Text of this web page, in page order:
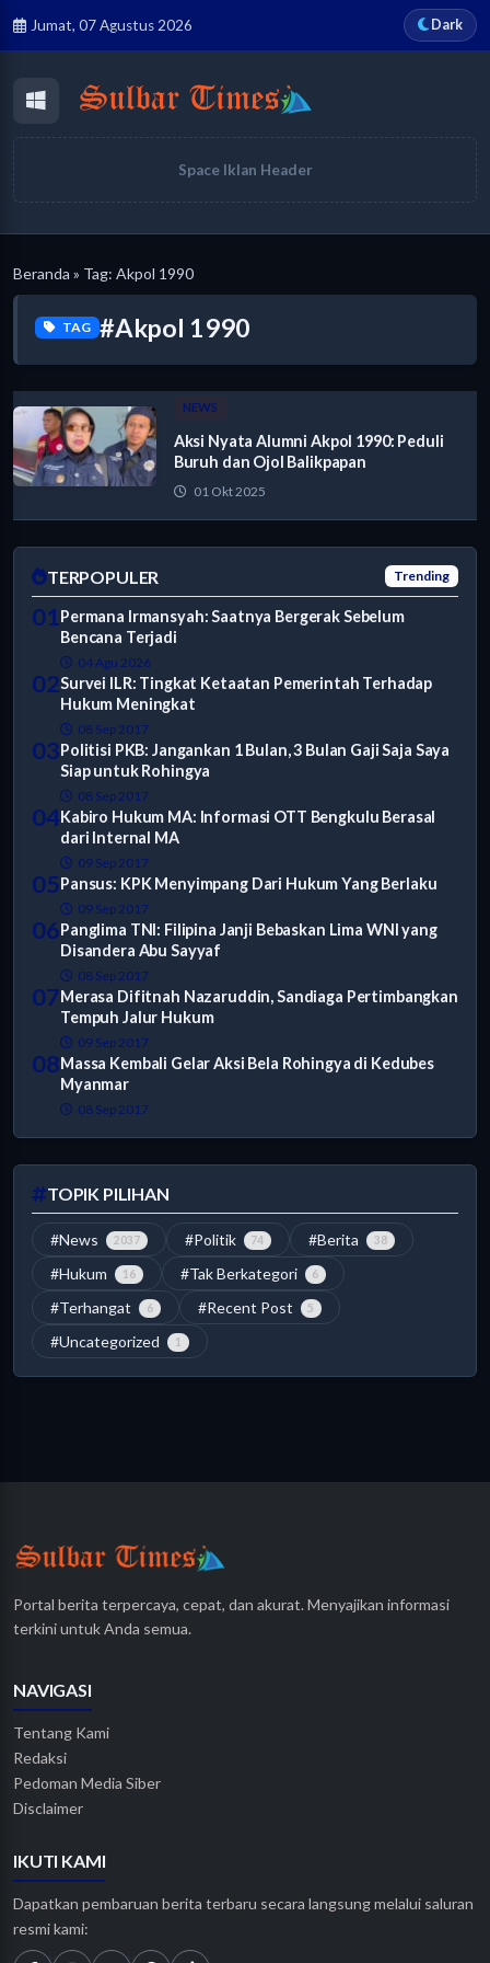
Jumat, 07 Agustus 2026 Dark
Space Iklan Header
Beranda » Tag: Akpol 1990
TAG #Akpol 1990
NEWS
Aksi Nyata Alumni Akpol 1990: Peduli
Buruh dan Ojol Balikpapan
01 Okt 2025
TERPOPULER Trending
01Permana Irmansyah: Saatnya Bergerak Sebelum
Bencana Terjadi
04 Agu 2026
02Survei ILR: Tingkat Ketaatan Pemerintah Terhadap
Hukum Meningkat
08 Sep 2017
03Politisi PKB: Jangankan 1 Bulan, 3 Bulan Gaji Saja Saya
Siap untuk Rohingya
08 Sep 2017
04Kabiro Hukum MA: Informasi OTT Bengkulu Berasal
dari Internal MA
09 Sep 2017
05Pansus: KPK Menyimpang Dari Hukum Yang Berlaku
09 Sep 2017
06Panglima TNI: Filipina Janji Bebaskan Lima WNI yang
Disandera Abu Sayyaf
08 Sep 2017
07Merasa Difitnah Nazaruddin, Sandiaga Pertimbangkan
Tempuh Jalur Hukum
09 Sep 2017
08Massa Kembali Gelar Aksi Bela Rohingya di Kedubes
Myanmar
08 Sep 2017
TOPIK PILIHAN
#News 2037 #Politik 74 #Berita 38
#Hukum 16 #Tak Berkategori 6
#Terhangat 6 #Recent Post 5
#Uncategorized 1
Portal berita terpercaya, cepat, dan akurat. Menyajikan informasi
terkini untuk Anda semua.
NAVIGASI
Tentang Kami
Redaksi
Pedoman Media Siber
Disclaimer
IKUTI KAMI
Dapatkan pembaruan berita terbaru secara langsung melalui saluran
resmi kami: